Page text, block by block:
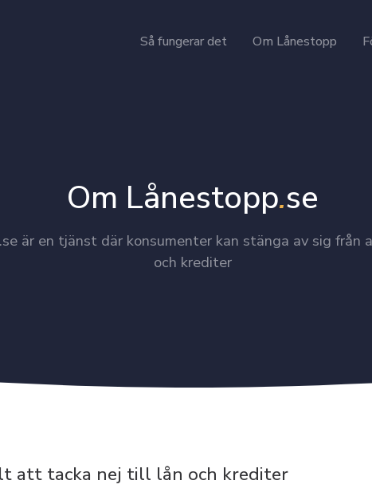
Så fungerar det Om Lånestopp
Om Lånestopp.se
är en tjänst där konsumenter kan stänga av sig från
och krediter
att tacka nej till lån och krediter